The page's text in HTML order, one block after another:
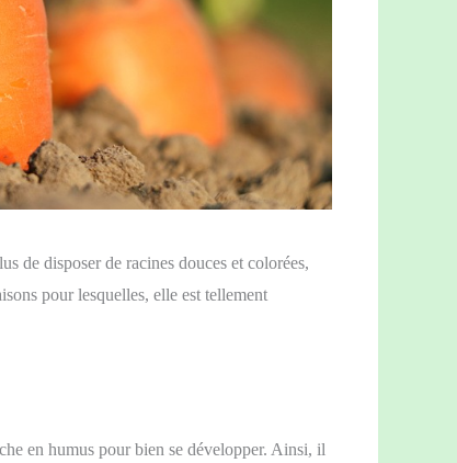
de disposer de racines douces et colorées,
pour lesquelles, elle est tellement
en humus pour bien se développer. Ainsi, il